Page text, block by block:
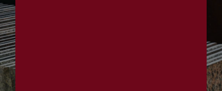
Panneau de gestion des cookies